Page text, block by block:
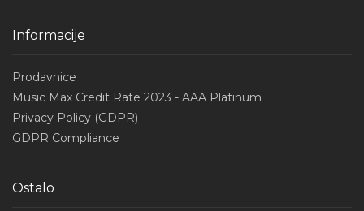
Informacije
Prodavnice
Music Max Credit Rate 2023 - AAA Platinum
Privacy Policy (GDPR)
GDPR Compliance
Ostalo